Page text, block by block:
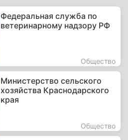
Федеральная служба по
ветеринарному надзору РФ
Общество
Министерство сельского
хозяйства Краснодарского
края
Общество